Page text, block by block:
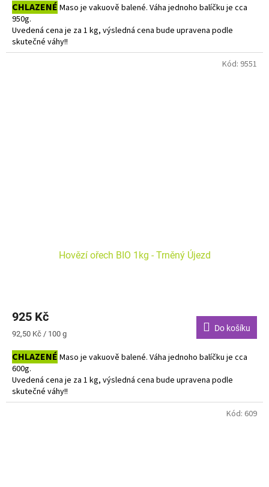
CHLAZENÉ Maso je vakuově balené. Váha jednoho balíčku je cca
950g.
Uvedená cena je za 1 kg, výsledná cena bude upravena podle
skutečné váhy!!
Do košíku vkládejte počet balení.
Hovězí ořech BIO 1kg - Trněný Újezd
925 Kč
Měrná
92,50 Kč / 100 g
Do košíku
CHLAZENÉ Maso je vakuově balené. Váha jednoho balíčku je cca
600g.
Uvedená cena je za 1 kg, výsledná cena bude upravena podle
skutečné váhy!!
Do košíku vkládejte počet balení.
Kód: 9551
Kód: 609